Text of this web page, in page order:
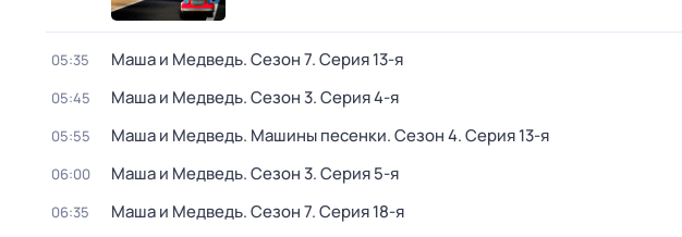
05:35 Маша и Медведь. Сезон 7. Серия 13-я
05:45 Маша и Медведь. Сезон 3. Серия 4-я
05:55 Маша и Медведь. Машины песенки. Сезон 4. Серия 13-я
06:00 Маша и Медведь. Сезон 3. Серия 5-я
06:35 Маша и Медведь. Сезон 7. Серия 18-я